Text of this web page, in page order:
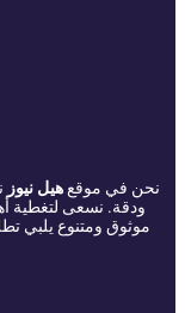
نحن في موقعهيل نيوز
ودقة. نسعى لتغطية
موثوق ومتنوع يلبي